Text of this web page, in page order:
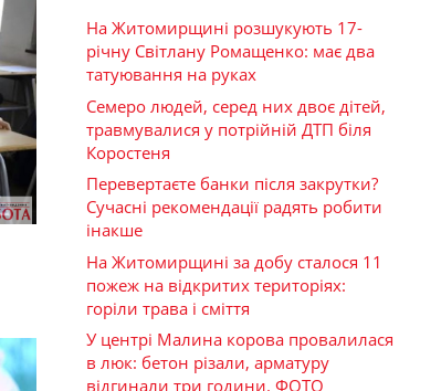
На Житомирщині розшукують 17-
річну Світлану Ромащенко: має два
татуювання на руках
Семеро людей, серед них двоє дітей,
травмувалися у потрійній ДТП біля
Коростеня
Перевертаєте банки після закрутки?
Сучасні рекомендації радять робити
інакше
На Житомирщині за добу сталося 11
пожеж на відкритих територіях:
горіли трава і сміття
У центрі Малина корова провалилася
в люк: бетон різали, арматуру
відгинали три години. ФОТО